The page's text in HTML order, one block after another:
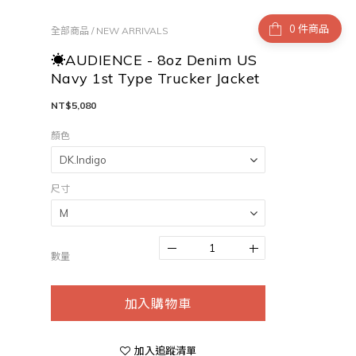
件商品
全部商品 / NEW ARRIVALS
☀AUDIENCE - 8oz Denim US
Navy 1st Type Trucker Jacket
NT$5,080
顏色
尺寸
數量
加入購物車
加入追蹤清單